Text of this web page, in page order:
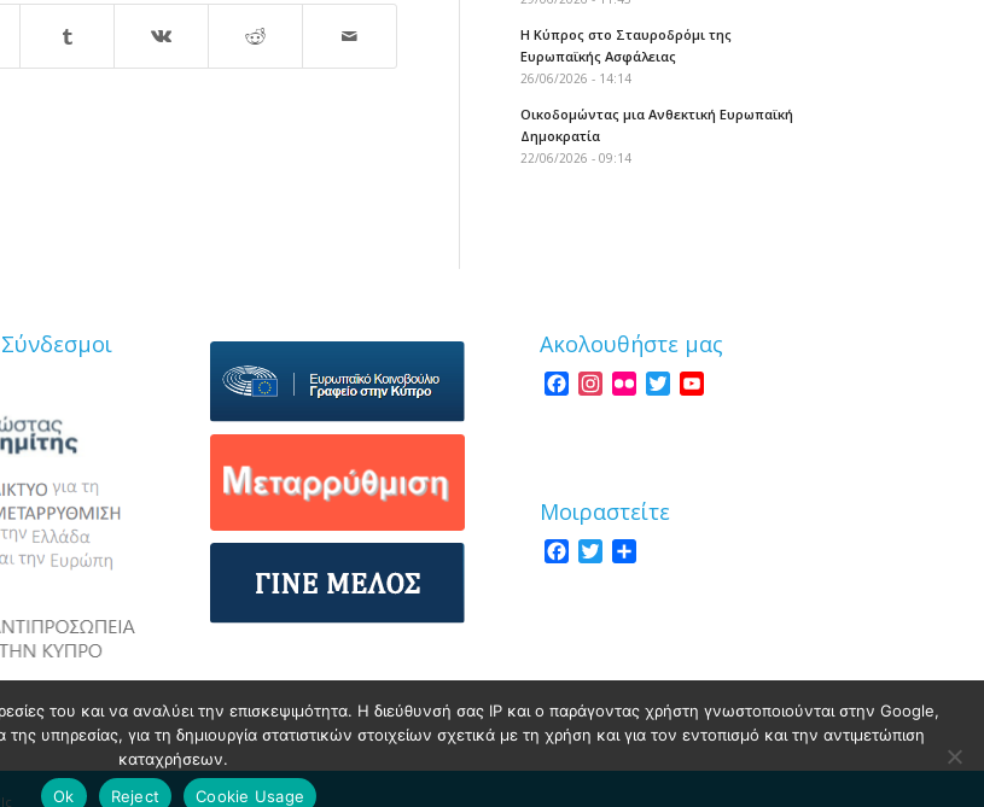
Η Κύπρος στο Σταυροδρόμι της
Ευρωπαϊκής Ασφάλειας
26/06/2026 - 14:14
Οικοδομώντας μια Ανθεκτική Ευρωπαϊκή
Δημοκρατία
22/06/2026 - 09:14
Ακολουθήστε μας
Facebook
Instagram
FlickrTwitterYouTube
Μοιραστείτε
Facebook
TwitterShare
του και να αναλύει την επισκεψιμότητα. Η διεύθυνσή σας IP και ο παράγοντας χρήστη γνωστοποιούνται στην Google,
υπηρεσίας, για τη δημιουργία στατιστικών στοιχείων σχετικά με τη χρήση και για τον εντοπισμό και την αντιμετώπιση
καταχρήσεων.
Ok
Reject Cookie Usage